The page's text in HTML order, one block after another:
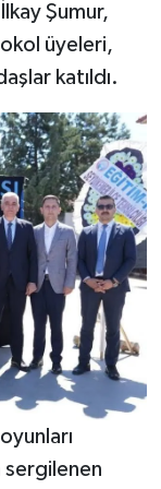
Şumur,
üyeleri,
katıldı.
sergilenen